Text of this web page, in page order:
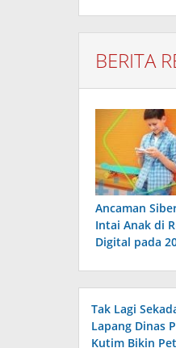
BERITA
Ancaman
Intai Anak di
Digital pada
Tak Lagi
Lapang Dinas
Kutim Bikin